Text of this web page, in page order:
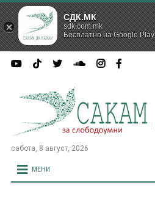
сабота, 8 август, 2026
МЕНИ
СДК.МК
sdk.com.mk
Бесплатно на Google Play